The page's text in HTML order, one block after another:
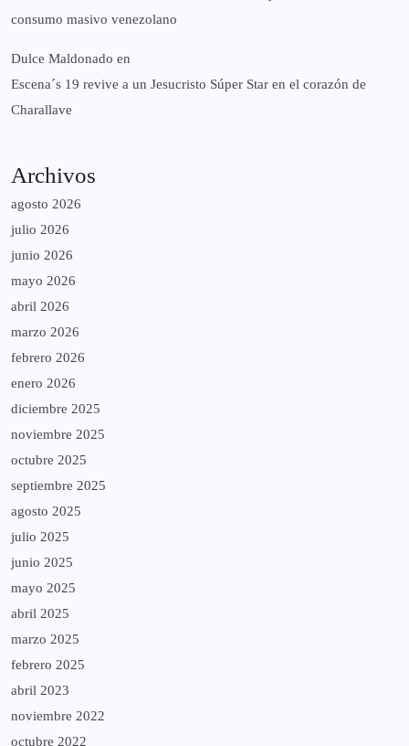
consumo masivo venezolano
Dulce Maldonado en
Escena´s 19 revive a un Jesucristo Súper Star en el corazón de
Charallave
Archivos
agosto 2026
julio 2026
junio 2026
mayo 2026
abril 2026
marzo 2026
febrero 2026
enero 2026
diciembre 2025
noviembre 2025
octubre 2025
septiembre 2025
agosto 2025
julio 2025
junio 2025
mayo 2025
abril 2025
marzo 2025
febrero 2025
abril 2023
noviembre 2022
octubre 2022